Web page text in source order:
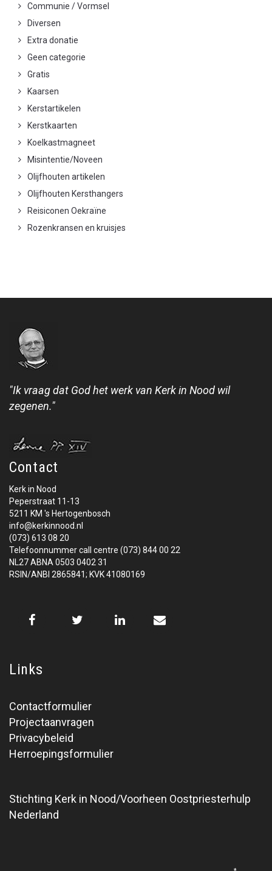
Communie / Vormsel
Diversen
Extra donatie
Geen categorie
Gratis
Kaarsen
Kerstartikelen
Kerstkaarten
Koelkastmagneet
Misintentie/Noveen
Olijfhouten artikelen
Olijfhouten Kersthangers
Reisiconen Oekraïne
Rozenkransen en kruisjes
"Ik vraag dat God het werk van Kerk in Nood wil
zegenen."
Contact
Kerk in Nood
Peperstraat 11-13
5211 KM 's Hertogenbosch
info@kerkinnood.nl
(073) 613 08 20
Telefoonnummer call centre (073) 844 00 22
NL27 ABNA 0503 0402 31
RSIN/ANBI 2865841; KVK 41080169
Links
Contactformulier
Projectaanvragen
Privacybeleid
Herroepingsformulier
Stichting Kerk in Nood/Voorheen Oostpriesterhulp
Nederland